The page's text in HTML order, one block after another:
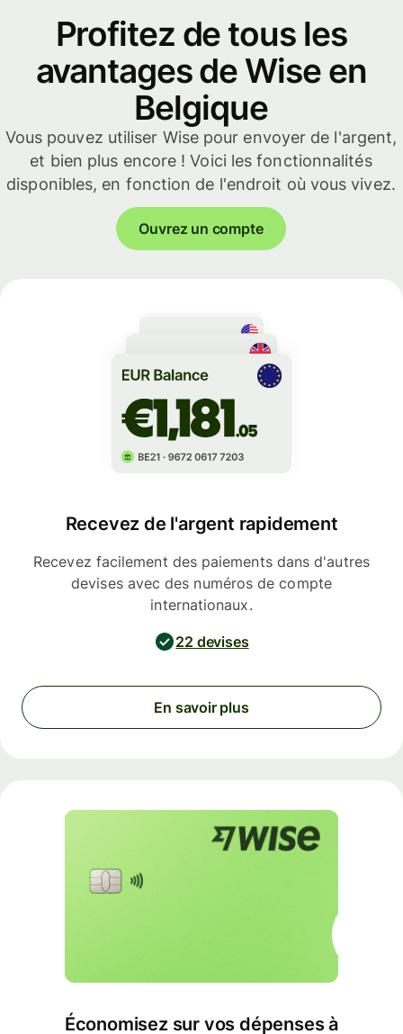
Profitez de tous les
avantages de Wise en
Belgique
Vous pouvez utiliser Wise pour envoyer de l'argent,
et bien plus encore ! Voici les fonctionnalités
disponibles, en fonction de l'endroit où vous vivez.
Ouvrez un compte
Recevez de l'argent rapidement
Recevez facilement des paiements dans d'autres
devises avec des numéros de compte
internationaux.
22 devises
En savoir plus
Économisez sur vos dépenses à